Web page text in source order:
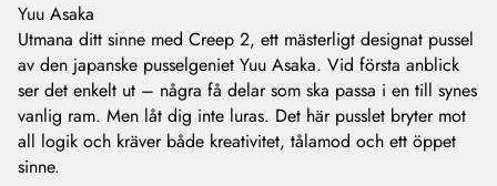
Yuu Asaka
Utmana ditt sinne med Creep 2, ett mästerligt designat pussel
av den japanske pusselgeniet Yuu Asaka. Vid första anblick
ser det enkelt ut – några få delar som ska passa i en till synes
vanlig ram. Men låt dig inte luras. Det här pusslet bryter mot
all logik och kräver både kreativitet, tålamod och ett öppet
sinne.